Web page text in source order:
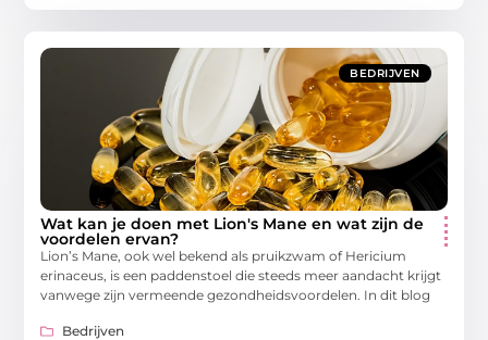
BEDRIJVEN
Wat kan je doen met Lion's Mane en wat zijn de
voordelen ervan?
Lion’s Mane, ook wel bekend als pruikzwam of Hericium
erinaceus, is een paddenstoel die steeds meer aandacht krijgt
vanwege zijn vermeende gezondheidsvoordelen. In dit blog
Bedrijven